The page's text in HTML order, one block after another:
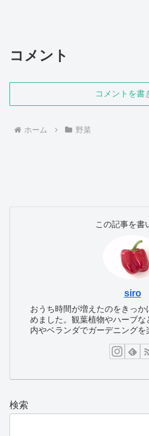
コメント
コメントを書
ホーム 野菜
この記事を書
siro
おうち時間が増えたのをきっ
めました。観葉植物やハーブ
内やベランダでガーデニングを
検索